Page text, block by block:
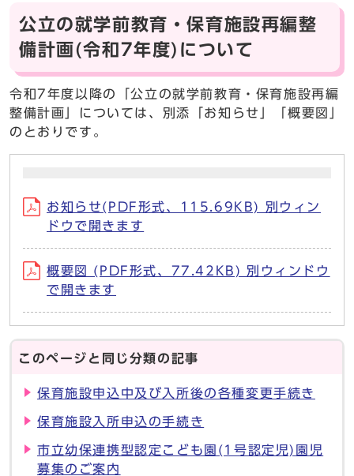
公立の就学前教育・保育施設再編整
備計画(令和7年度)について
令和7年度以降の「公立の就学前教育・保育施設再編
整備計画」については、別添「お知らせ」「概要図」
のとおりです。
お知らせ(PDF形式、115.69KB) 別ウィン
ドウで開きます
概要図 (PDF形式、77.42KB) 別ウィンドウ
で開きます
このページと同じ分類の記事
保育施設申込中及び入所後の各種変更手続き
保育施設入所申込の手続き
市立幼保連携型認定こども園(1号認定児)園児
募集のご案内